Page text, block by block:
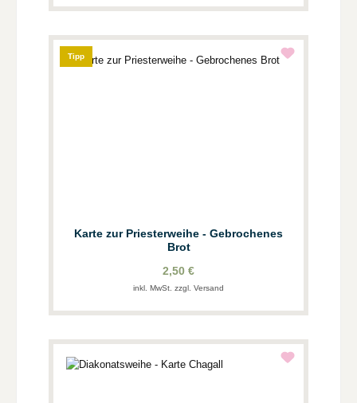
Tipp
Karte zur Priesterweihe - Gebrochenes
Brot
2,50 €
inkl. MwSt. zzgl. Versand